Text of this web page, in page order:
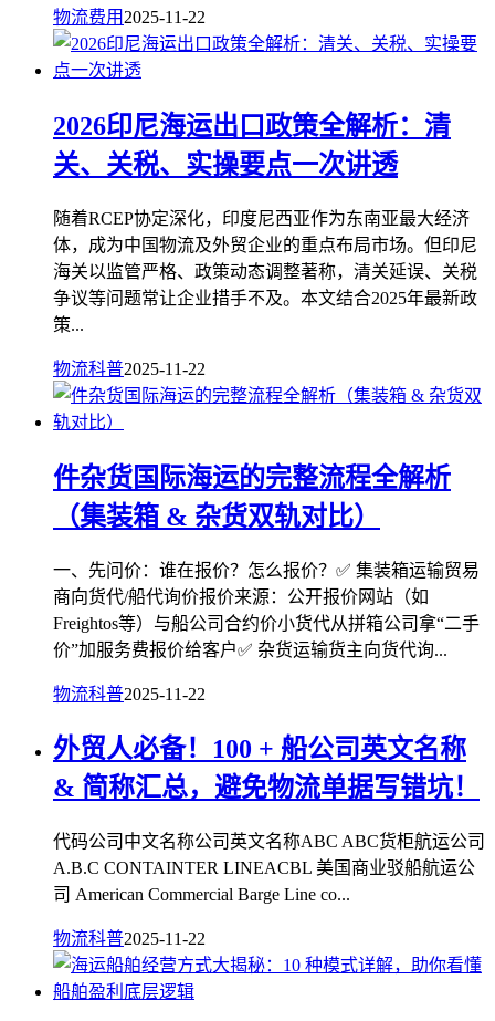
物流费用 2025-11-22
2026印尼海运出口政策全解析：清
关、关税、实操要点一次讲透
随着RCEP协定深化，印度尼西亚作为东南亚最大经济
体，成为中国物流及外贸企业的重点布局市场。但印尼
海关以监管严格、政策动态调整著称，清关延误、关税
争议等问题常让企业措手不及。本文结合2025年最新政
策...
物流科普2025-11-22
件杂货国际海运的完整流程全解析
（集装箱 & 杂货双轨对比）
一、先问价：谁在报价？怎么报价？✅ 集装箱运输贸易
商向货代/船代询价报价来源：公开报价网站（如
Freightos等）与船公司合约价小货代从拼箱公司拿“二手
价”加服务费报价给客户✅ 杂货运输货主向货代询...
物流科普2025-11-22
外贸人必备！100 + 船公司英文名称
& 简称汇总，避免物流单据写错坑！
代码公司中文名称公司英文名称ABC ABC货柜航运公司
A.B.C CONTAINTER LINEACBL 美国商业驳船航运公
司 American Commercial Barge Line co...
物流科普2025-11-22